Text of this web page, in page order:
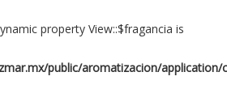
property View::$fragancia is
public/aromatizacion/application/